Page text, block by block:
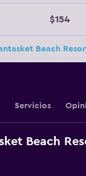
$154
Beach
Servicios
Beach